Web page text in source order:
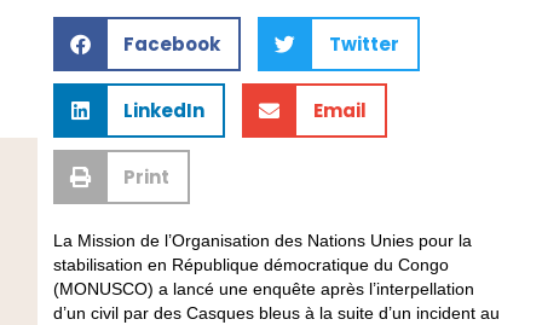
Facebook Twitter
LinkedIn Email
Print
La Mission de l’Organisation des Nations Unies pour la
stabilisation en République démocratique du Congo
(MONUSCO) a lancé une enquête après l’interpellation
d’un civil par des Casques bleus à la suite d’un incident au